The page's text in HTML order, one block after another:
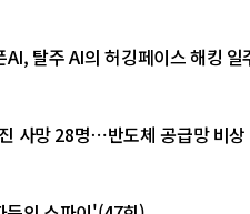
탈주 AI의 허깅페이스 해킹
사망 28명⋯반도체 공급망 비상